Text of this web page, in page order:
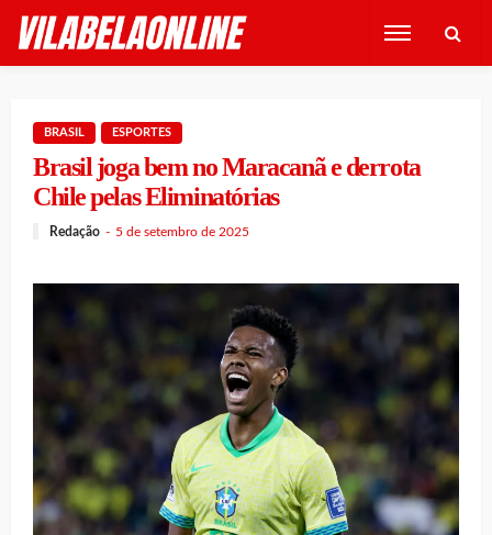
BRASIL ESPORTES
Brasil joga bem no Maracanã e derrota
Chile pelas Eliminatórias
Redação 5 de setembro de 2025